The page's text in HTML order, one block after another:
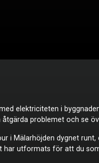
elektriciteten i
problemet och se
i Mälarhöjden dygnet runt,
har utformats för att du